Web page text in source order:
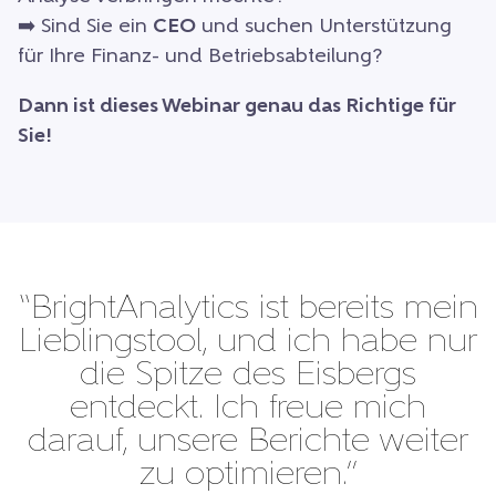
➡️ Sind Sie ein CEO und suchen Unterstützung
für Ihre Finanz- und Betriebsabteilung?
Dann ist dieses Webinar genau das Richtige für
Sie!
“BrightAnalytics ist bereits mein
Lieblingstool, und ich habe nur
die Spitze des Eisbergs
entdeckt. Ich freue mich
darauf, unsere Berichte weiter
zu optimieren.”